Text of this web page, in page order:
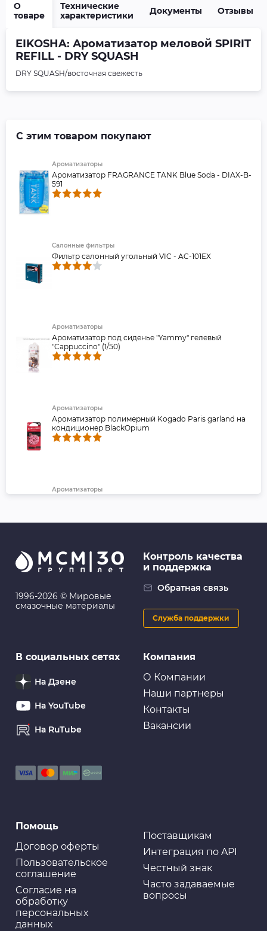
О
товаре
Технические
характеристики
Документы Отзывы
EIKOSHA: Ароматизатор меловой SPIRIT
REFILL - DRY SQUASH
DRY SQUASH/восточная свежесть
С этим товаром покупают
Ароматизаторы
Ароматизатор FRAGRANCE TANK Blue Soda - DIAX-B-
591
Салонные фильтры
Фильтр салонный угольный VIC - AC-101EX
Ароматизаторы
Ароматизатор под сиденье "Yammy" гелевый
"Cappuccino" (1/50)
Ароматизаторы
Ароматизатор полимерный Kogado Paris garland на
кондиционер BlackOpium
Ароматизаторы
Ароматизаторы
EIKOSHA: Ароматизатор меловой SPIRIT REFILL -
BOTANICAL SHOWER
Ароматизатор на торпеду YAMMY гелевый "Marine
1996-2026 © Мировые
смазочные материалы
Компания
О Компании
Наши партнеры
Контакты
Вакансии
Помощь
Договор оферты
Пользовательское
соглашение
Cогласие на
обработку
персональных
данных
Поставщикам
Интеграция по API
Честный знак
Часто задаваемые
вопросы
Контроль качества
и поддержка
Обратная связь
Служба поддержки
В социальных сетях
На Дзене
На YouTube
На RuTube